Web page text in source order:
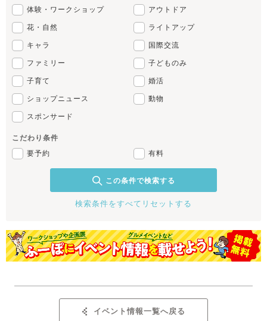
体験・ワークショップ アウトドア
花・自然 ライトアップ
キャラ 国際交流
ファミリー 子どものみ
子育て 婚活
ショップニュース 動物
スポンサード
こだわり条件
要予約
有料
この条件で検索する
検索条件をすべてリセットする
イベント情報一覧へ戻る